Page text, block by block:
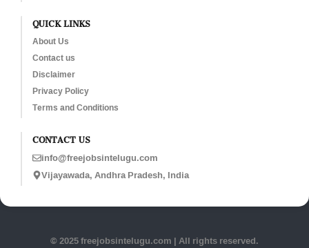
QUICK LINKS
About Us
Contact us
Disclaimer
Privacy Policy
Terms and Conditions
CONTACT US
info@freejobsintelugu.com
Vijayawada, Andhra Pradesh, India
© 2025 freejobsintelugu.com | All rights reserved.